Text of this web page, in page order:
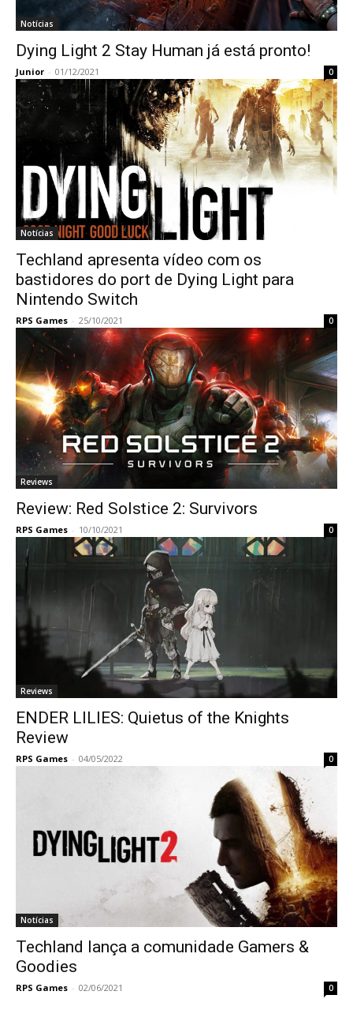
Notícias
Dying Light 2 Stay Human já está pronto!
Junior - 01/12/2021 0
Notícias
Techland apresenta vídeo com os
bastidores do port de Dying Light para
Nintendo Switch
RPS Games - 25/10/2021 0
Reviews
Review: Red Solstice 2: Survivors
RPS Games - 10/10/2021 0
Reviews
ENDER LILIES: Quietus of the Knights
Review
RPS Games - 04/05/2022 0
Notícias
Techland lança a comunidade Gamers &
Goodies
RPS Games - 02/06/2021 0